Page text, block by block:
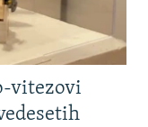
vitezovi